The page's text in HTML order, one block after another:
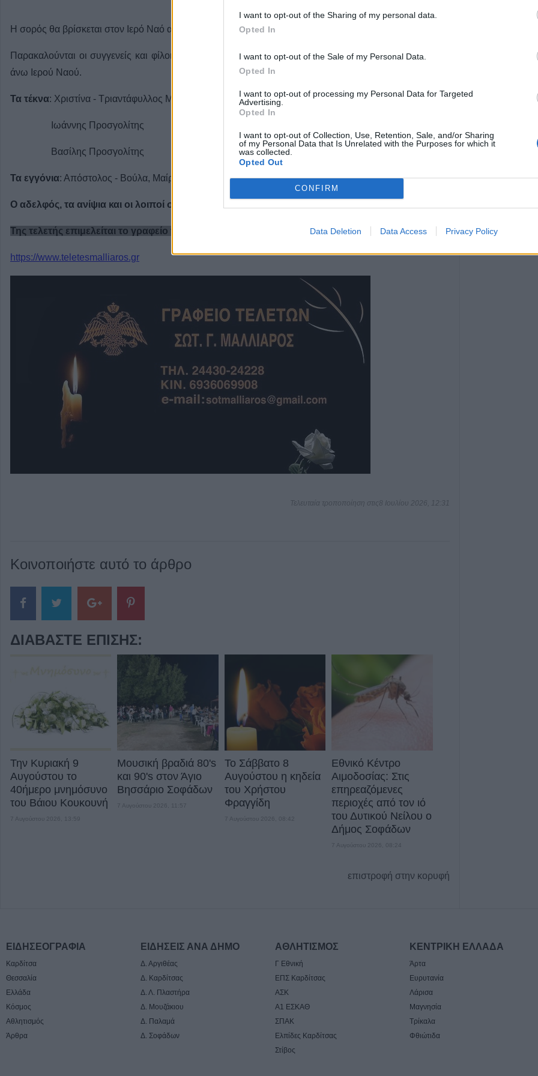
I want to opt-out of the Sharing of my personal data.
Opted In
I want to opt-out of the Sale of my Personal Data.
Opted In
I want to opt-out of processing my Personal Data for Targeted
Advertising.
Opted In
I want to opt-out of Collection, Use, Retention, Sale, and/or Sharing
of my Personal Data that Is Unrelated with the Purposes for which it
was collected.
Opted Out
CONFIRM
Data Deletion Data Access Privacy Policy
Η σορός θα βρίσκεται στον Ιερό Ναό από τις 12.00 μ.μ.
Παρακαλούνται οι συγγενείς και φίλοι όπως προσέλθουν και συνοδεύσουν την εκφορά της εκ του ως
άνω Ιερού Ναού.
Τα τέκνα: Χριστίνα - Τριαντάφυλλος Μαστρογιανούδης
Ιωάννης Προσγολίτης
Βασίλης Προσγολίτης
Τα εγγόνια: Απόστολος - Βούλα, Μαίρη, Αρετή - Ανταμ
Ο αδελφός, τα ανίψια και οι λοιποί συγγενείς
Της τελετής επιμελείται το γραφείο τελετών "ΣΩΤ. Γ. ΜΑΛΛΙΑΡΟΣ"
https://www.teletesmalliaros.gr
Τελευταία τροποποίηση στις8 Ιουλίου 2026, 12:31
Κοινοποιήστε αυτό το άρθρο
ΔΙΑΒΆΣΤΕ ΕΠΊΣΗΣ:
Την Κυριακή 9
Αυγούστου το
40ήμερο μνημόσυνο
του Βάιου Κουκουνή
7 Αυγούστου 2026, 13:59
Μουσική βραδιά 80's
και 90's στον Άγιο
Βησσάριο Σοφάδων
7 Αυγούστου 2026, 11:57
Το Σάββατο 8
Αυγούστου η κηδεία
του Χρήστου
Φραγγίδη
7 Αυγούστου 2026, 08:42
Εθνικό Κέντρο
Αιμοδοσίας: Στις
επηρεαζόμενες
περιοχές από τον ιό
του Δυτικού Νείλου ο
Δήμος Σοφάδων
7 Αυγούστου 2026, 08:24
επιστροφή στην κορυφή
δίκτυο
αιολικό πάρκο η
7 Αυγούστου 2026, 11:42
"Κάτω τα χέρια
του Εργατικού
Δίκτυο
ΕΙΔΗΣΕΟΓΡΑΦΙΑ
Καρδίτσα
Θεσσαλία
Ελλάδα
Κόσμος
Αθλητισμός
Άρθρα
ΕΙΔΗΣΕΙΣ ΑΝΑ ΔΗΜΟ
Δ. Αργιθέας
Δ. Καρδίτσας
Δ. Λ. Πλαστήρα
Δ. Μουζάκιου
Δ. Παλαμά
Δ. Σοφάδων
ΑΘΛΗΤΙΣΜΟΣ
Γ Εθνική
ΕΠΣ Καρδίτσας
ΑΣΚ
Α1 ΕΣΚΑΘ
ΣΠΑΚ
Ελπίδες Καρδίτσας
Στίβος
ΚΕΝΤΡΙΚΗ ΕΛΛΑΔΑ
Άρτα
Ευρυτανία
Λάρισα
Μαγνησία
Τρίκαλα
Φθιώτιδα